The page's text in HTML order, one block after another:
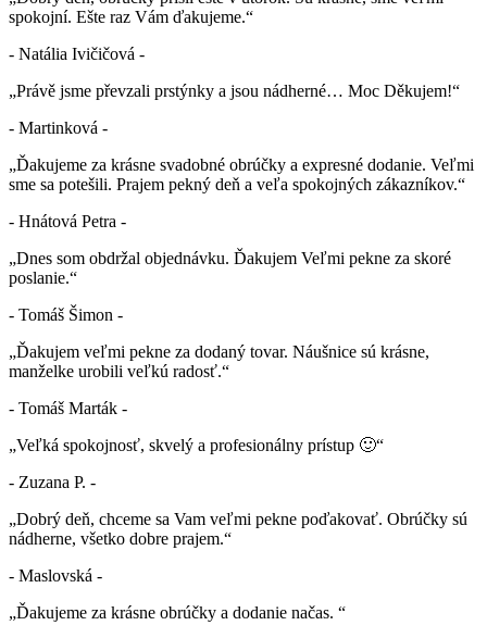
spokojní. Ešte raz Vám ďakujeme.“
- Natália Ivičičová -
„Právě jsme převzali prstýnky a jsou nádherné… Moc Děkujem!“
- Martinková -
„Ďakujeme za krásne svadobné obrúčky a expresné dodanie. Veľmi
sme sa potešili. Prajem pekný deň a veľa spokojných zákazníkov.“
- Hnátová Petra -
„Dnes som obdržal objednávku. Ďakujem Veľmi pekne za skoré
poslanie.“
- Tomáš Šimon -
„Ďakujem veľmi pekne za dodaný tovar. Náušnice sú krásne,
manželke urobili veľkú radosť.“
- Tomáš Marták -
„Veľká spokojnosť, skvelý a profesionálny prístup 🙂“
- Zuzana P. -
„Dobrý deň, chceme sa Vam veľmi pekne poďakovať. Obrúčky sú
nádherne, všetko dobre prajem.“
- Maslovská -
„Ďakujeme za krásne obrúčky a dodanie načas. “